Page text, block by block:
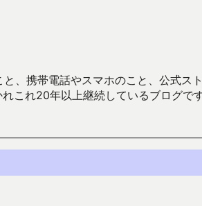
、携帯電話やスマホのこと、公式
これ20年以上継続しているブログ